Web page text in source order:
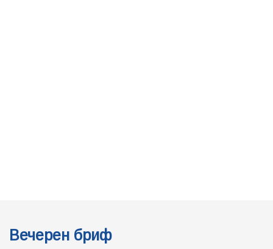
Вечерен бриф